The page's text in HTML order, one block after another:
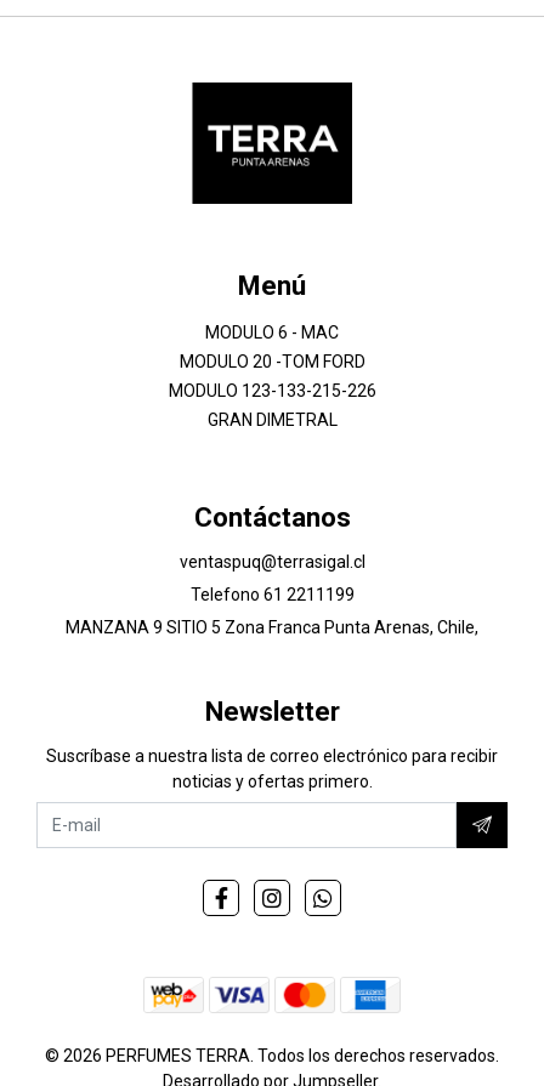
Menú
MODULO 6 - MAC
MODULO 20 -TOM FORD
MODULO 123-133-215-226
GRAN DIMETRAL
Contáctanos
ventaspuq@terrasigal.cl
Telefono 61 2211199
MANZANA 9 SITIO 5 Zona Franca Punta Arenas, Chile,
Newsletter
Suscríbase a nuestra lista de correo electrónico para recibir
noticias y ofertas primero.
© 2026 PERFUMES TERRA. Todos los derechos reservados.
Desarrollado por Jumpseller.